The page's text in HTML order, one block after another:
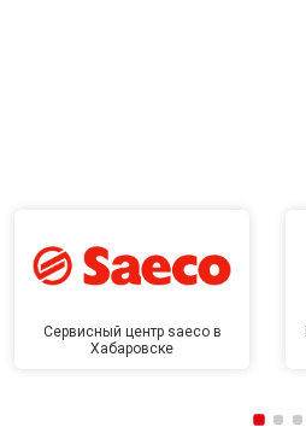
Сервисный центр saeco в
Хабаровске